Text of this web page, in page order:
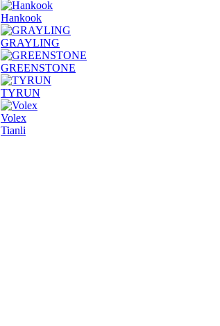
Hankook
GRAYLING
GREENSTONE
TYRUN
Volex
Tianli